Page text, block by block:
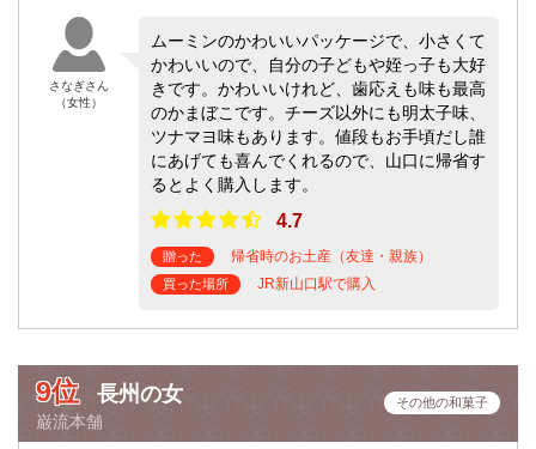
さなぎさん
（女性）
ムーミンのかわいいパッケージで、小さくて
かわいいので、自分の子どもや姪っ子も大好
きです。かわいいけれど、歯応えも味も最高
のかまぼこです。チーズ以外にも明太子味、
ツナマヨ味もあります。値段もお手頃だし誰
にあげても喜んでくれるので、山口に帰省す
るとよく購入します。
4.7
贈った 帰省時のお土産（友達・親族）
買った場所 JR新山口駅で購入
9位 長州の女
巌流本舗
その他の和菓子